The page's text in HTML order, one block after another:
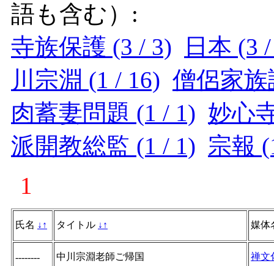
語も含む）:
寺族保護 (3 / 3)
日本 (3
川宗淵 (1 / 16) 僧侶家族
肉蓄妻問題 (1 / 1) 妙心
派開教総監 (1 / 1) 宗報
1
氏名 ↓ ↑ タイトル ↓ ↑ 媒体
-------- 中川宗淵老師ご帰国 禅文